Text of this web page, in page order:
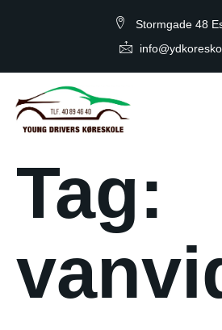
Stormgade 48
Tag: